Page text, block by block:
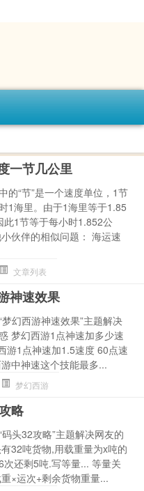
一节几公里
的“节”是一个速度单位，1节
1海里。由于1海里等于1.85
此1节等于每小时1.852公
伙伴的相似问题： 海运速
文章列表
神速效果
梦幻西游神速效果”主题解决
梦幻西游1点神速加多少速
游1点神速加1.5速度 60点速
中神速这个技能最多...
梦幻西游
略
码头32攻略”主题解决网友的
32吨货物,用载重量为x吨的
次还剩5吨.写等量... 等量关
×运次+剩余货物重量...